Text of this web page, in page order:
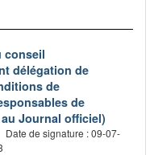
conseil
délégation de
de
de
Journal officiel)
Date de signature : 09-07-